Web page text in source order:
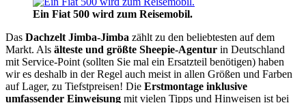
Ein Fiat 500 wird zum Reisemobil.
Das Dachzelt Jimba-Jimba zählt zu den beliebtesten auf dem
Markt. Als älteste und größte Sheepie-Agentur in Deutschland
mit Service-Point (sollten Sie mal ein Ersatzteil benötigen) haben
wir es deshalb in der Regel auch meist in allen Größen und Farben
auf Lager, zu Tiefstpreisen! Die Erstmontage inklusive
umfassender Einweisung mit vielen Tipps und Hinweisen ist bei